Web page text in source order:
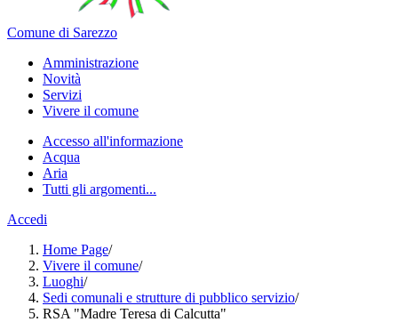
Comune di Sarezzo
Amministrazione
Novità
Servizi
Vivere il comune
Accesso all'informazione
Acqua
Aria
Tutti gli argomenti...
Accedi
Home Page/
Vivere il comune/
Luoghi/
Sedi comunali e strutture di pubblico servizio/
RSA "Madre Teresa di Calcutta"